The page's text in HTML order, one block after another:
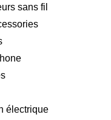
sans fil
électrique